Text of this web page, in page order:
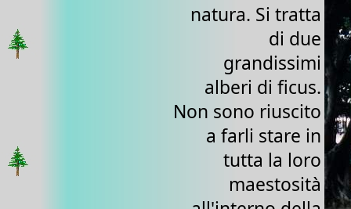
natura. Si tratta
di due
grandissimi
alberi di ficus.
Non sono riuscito
a farli stare in
tutta la loro
maestosità